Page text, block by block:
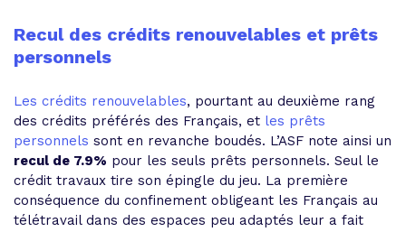
Recul des crédits renouvelables et prêts
personnels
Les crédits renouvelables, pourtant au deuxième rang
des crédits préférés des Français, et les prêts
personnels sont en revanche boudés. L’ASF note ainsi un
recul de 7.9% pour les seuls prêts personnels. Seul le
crédit travaux tire son épingle du jeu. La première
conséquence du confinement obligeant les Français au
télétravail dans des espaces peu adaptés leur a fait